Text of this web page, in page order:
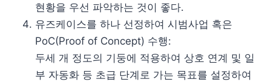
현황을 우선 파악하는 것이 좋다.
유즈케이스를 하나 선정하여 시범사업 혹은
PoC(Proof of Concept) 수행:
두세 개 정도의 기둥에 적용하여 상호 연계 및 일
부 자동화 등 초급 단계로 가는 목표를 설정하여